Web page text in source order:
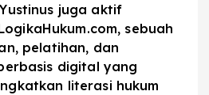
juga aktif
sebuah
pelatihan, dan
digital yang
literasi hukum